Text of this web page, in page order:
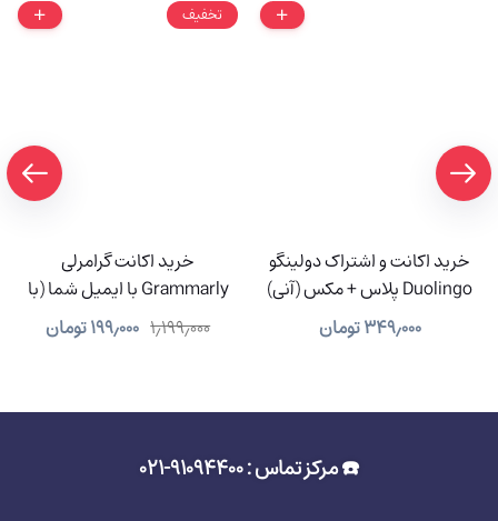
خرید اکانت و اشتراک دولینگو
Duolingo پلاس + مکس (آنی)
۳۴۹٫۰۰۰تومان
تخفیف
خرید اکانت گرامرلی
Grammarly با ایمیل شما (با
91% تخفیف)
۱٫۱۹۹٫۰۰۰ ۱۹۹٫۰۰۰تومان
☎️ مرکز تماس : 91094400-021